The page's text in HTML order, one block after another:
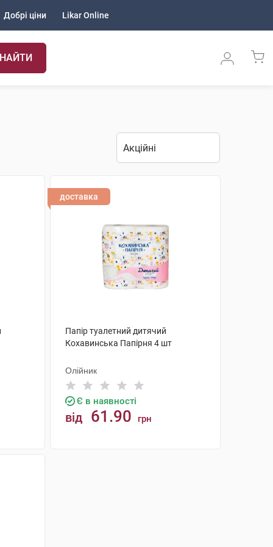
Добрі ціни Likar Online
доставка
Папір туалетний дитячий
Кохавинська Папірня 4 шт
Олійник
Є в наявності
від 61.90 грн